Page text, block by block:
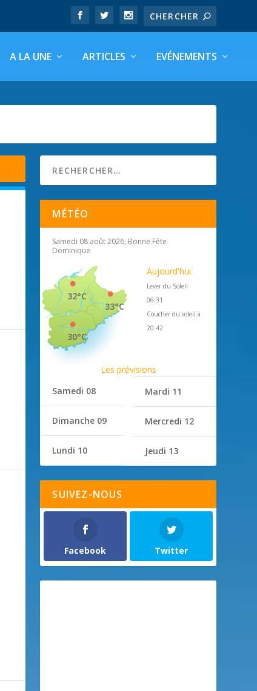
A LA UNE ARTICLES EVÉNEMENTS
MÉTÉO
Samedi 08 août 2026, Bonne Fête
Dominique
33°C
32°C
30°C
Aujourd'hui
Lever du Soleil
06:31
Coucher du soleil à
20:42
Les prévisions
Samedi 08
Dimanche 09
Lundi 10
Mardi 11
Mercredi 12
Jeudi 13
SUIVEZ-NOUS
Facebook Twitter